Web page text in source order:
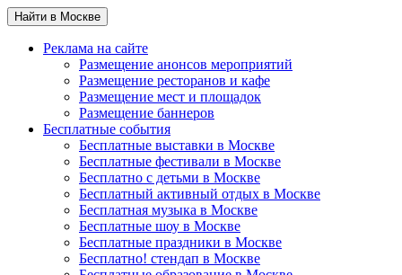
Найти в Москве
Реклама на сайте
Размещение анонсов мероприятий
Размещение ресторанов и кафе
Размещение мест и площадок
Размещение баннеров
Бесплатные события
Бесплатные выставки в Москве
Бесплатные фестивали в Москве
Бесплатно с детьми в Москве
Бесплатный активный отдых в Москве
Бесплатная музыка в Москве
Бесплатные шоу в Москве
Бесплатные праздники в Москве
Бесплатно! стендап в Москве